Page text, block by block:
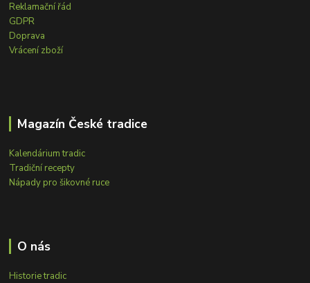
Reklamační řád
GDPR
Doprava
Vrácení zboží
Magazín České tradice
Kalendárium tradic
Tradiční recepty
Nápady pro šikovné ruce
O nás
Historie tradic